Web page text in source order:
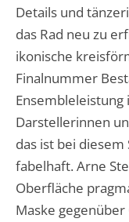
Details und
das Rad neu zu
ikonische
Finalnummer
Ensembleleistung
Darstellerinnen
das ist bei
fabelhaft. Arne
Oberfläche
Maske